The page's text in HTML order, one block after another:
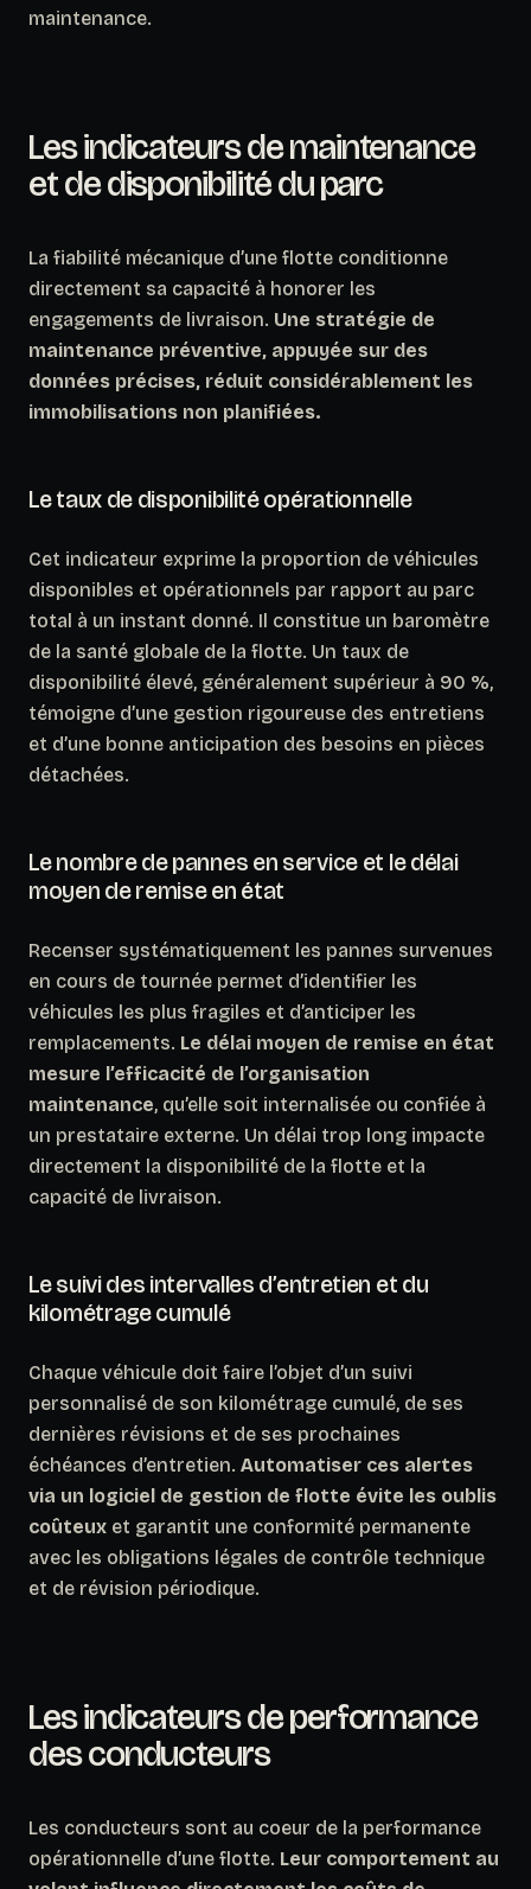
maintenance.
Les indicateurs de maintenance
et de disponibilité du parc
La fiabilité mécanique d’une flotte conditionne
directement sa capacité à honorer les
engagements de livraison. Une stratégie de
maintenance préventive, appuyée sur des
données précises, réduit considérablement les
immobilisations non planifiées.
Le taux de disponibilité opérationnelle
Cet indicateur exprime la proportion de véhicules
disponibles et opérationnels par rapport au parc
total à un instant donné. Il constitue un baromètre
de la santé globale de la flotte. Un taux de
disponibilité élevé, généralement supérieur à 90 %,
témoigne d’une gestion rigoureuse des entretiens
et d’une bonne anticipation des besoins en pièces
détachées.
Le nombre de pannes en service et le délai
moyen de remise en état
Recenser systématiquement les pannes survenues
en cours de tournée permet d’identifier les
véhicules les plus fragiles et d’anticiper les
remplacements. Le délai moyen de remise en état
mesure l’efficacité de l’organisation
maintenance, qu’elle soit internalisée ou confiée à
un prestataire externe. Un délai trop long impacte
directement la disponibilité de la flotte et la
capacité de livraison.
Le suivi des intervalles d’entretien et du
kilométrage cumulé
Chaque véhicule doit faire l’objet d’un suivi
personnalisé de son kilométrage cumulé, de ses
dernières révisions et de ses prochaines
échéances d’entretien. Automatiser ces alertes
via un logiciel de gestion de flotte évite les oublis
coûteux et garantit une conformité permanente
avec les obligations légales de contrôle technique
et de révision périodique.
Les indicateurs de performance
des conducteurs
Les conducteurs sont au coeur de la performance
opérationnelle d’une flotte. Leur comportement au